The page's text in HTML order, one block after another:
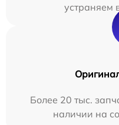
устраняем
Более 20 тыс.
наличии на